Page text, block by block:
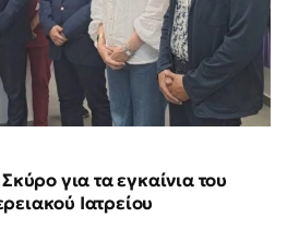
για τα εγκαίνια του
Ιατρείου